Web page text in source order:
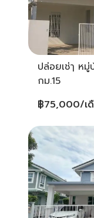
ปล่อยเช่ๅ ห
กม.15
฿75,000/เ